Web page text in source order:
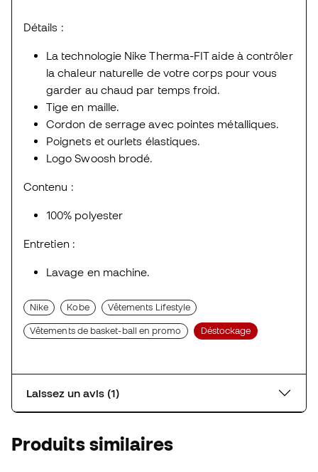
Détails :
La technologie Nike Therma-FIT aide à contrôler
la chaleur naturelle de votre corps pour vous
garder au chaud par temps froid.
Tige en maille.
Cordon de serrage avec pointes métalliques.
Poignets et ourlets élastiques.
Logo Swoosh brodé.
Contenu :
100% polyester
Entretien :
Lavage en machine.
Nike Kobe Vêtements Lifestyle
Vêtements de basket-ball en promo Déstockage
Laissez un avis (1)
Produits similaires